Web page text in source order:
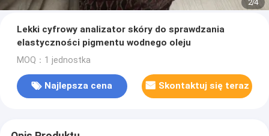
2/4
Lekki cyfrowy analizator skóry do sprawdzania
elastyczności pigmentu wodnego oleju
MOQ：1 jednostka
Najlepsza cena Skontaktuj się teraz